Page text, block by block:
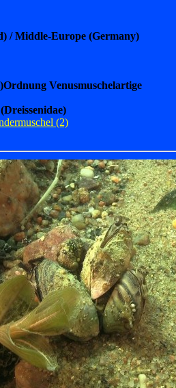
/ Middle-Europe (Germany)
Ordnung Venusmuschelartige
(2)